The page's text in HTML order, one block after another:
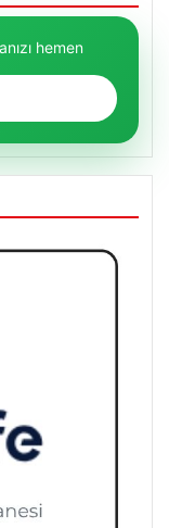
hemen